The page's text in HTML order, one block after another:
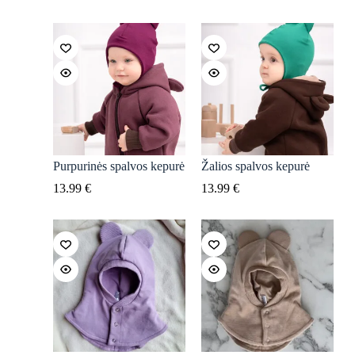
Purpurinės spalvos kepurė
13.99 €
Žalios spalvos kepurė
13.99 €